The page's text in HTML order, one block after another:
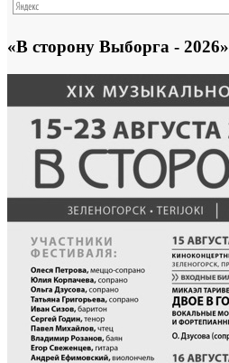
«В сторону Выборга - 2026»